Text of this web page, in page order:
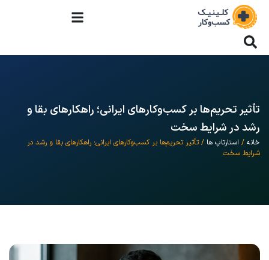
تأثیر تحریم‌ها بر کسب‌وکارهای ایرانی؛ راهکارهای بقا و
رشد در شرایط سخت
خانه / استارتاپ ها / تأثیر تحریم‌ها بر کسب‌وکارهای ایرانی؛ راهکارهای بقا و رشد در
شرایط سخت